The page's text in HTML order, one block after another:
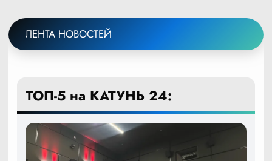
ЛЕНТА НОВОСТЕЙ
ТОП-5 на КАТУНЬ 24: